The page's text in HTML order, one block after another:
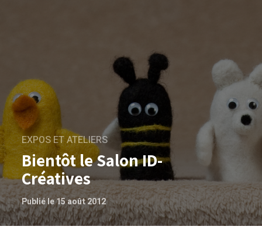
EXPOS ET ATELIERS
Bientôt le Salon ID-
Créatives
Publié le 15 août 2012